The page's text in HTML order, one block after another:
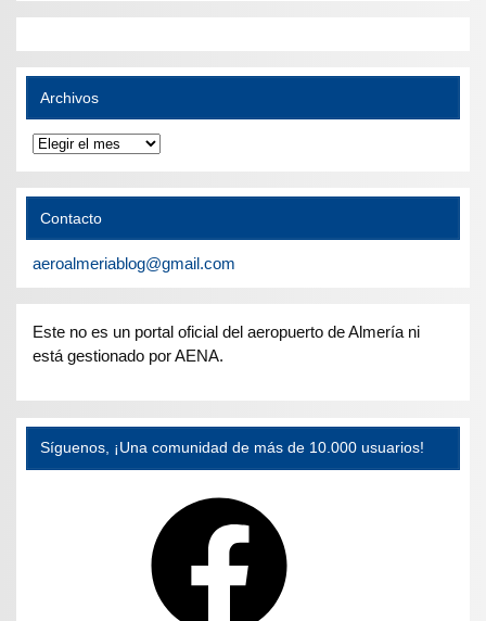
Archivos
Archivos
Contacto
aeroalmeriablog@gmail.com
Este no es un portal oficial del aeropuerto de Almería ni
está gestionado por AENA.
Síguenos, ¡Una comunidad de más de 10.000 usuarios!